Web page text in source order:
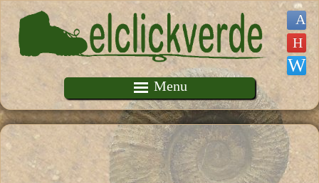
Pasar al contenido principal
Menu